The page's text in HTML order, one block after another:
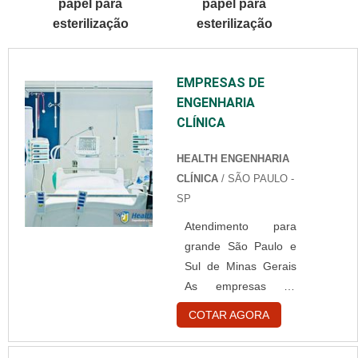
SOBRE TOUCA
BRANCA
touca branca
descartável em uma
empresa
seus serviços,
consegue encontrar o
site da Best Fabril. É
possível encontrar
capote hospitalar
descartável e gorr...
papel para
esterilização
papel para
esterilização
EMPRESAS DE
ENGENHARIA
CLÍNICA
HEALTH ENGENHARIA
CLÍNICA / SÃO PAULO -
SP
Atendimento para
grande São Paulo e
Sul de Minas Gerais
As empresas de
engenharia clínica
são as responsáveis
por fornecer a
COTAR AGORA